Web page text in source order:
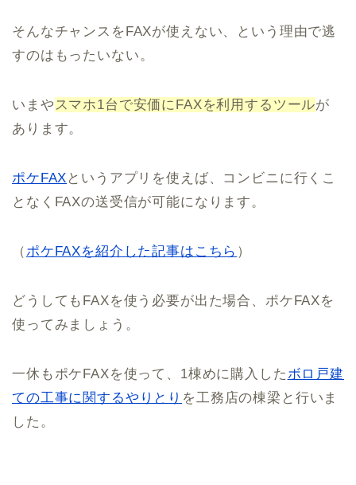
そんなチャンスをFAXが使えない、という理由で逃
すのはもったいない。
いまや スマホ1台で安価にFAXを利用するツールが
あります。
ポケFAX というアプリを使えば、コンビニに行くこ
となくFAXの送受信が可能になります。
（ ポケFAXを紹介した記事はこちら ）
どうしてもFAXを使う必要が出た場合、ポケFAXを
使ってみましょう。
一休もポケFAXを使って、1棟めに購入した ボロ戸建
ての工事に関するやりとり を工務店の棟梁と行いま
した。